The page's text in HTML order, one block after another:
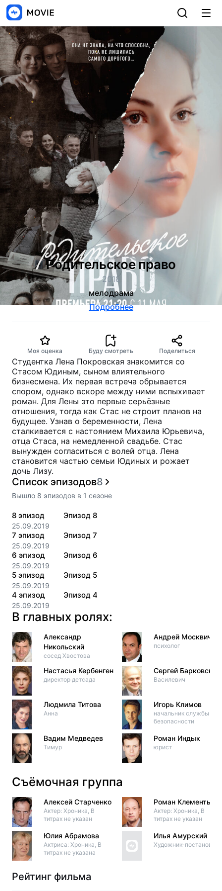
Родительское право
2018
мелодрама
Подробнее
Моя оценка Буду смотреть Поделиться
Студентка Лена Покровская знакомится со
Стасом Юдиным, сыном влиятельного
бизнесмена. Их первая встреча обрывается
спором, однако вскоре между ними вспыхивает
роман. Для Лены это первые серьёзные
отношения, тогда как Стас не строит планов на
будущее. Узнав о беременности, Лена
сталкивается с настоянием Михаила Юрьевича,
отца Стаса, на немедленной свадьбе. Стас
вынужден согласиться с волей отца. Лена
становится частью семьи Юдиных и рожает
дочь Лизу.
Список эпизодов8
Вышло 8 эпизодов в 1 сезоне
8 эпизод
25.09.2019
Эпизод 8
7 эпизод
25.09.2019
Эпизод 7
6 эпизод
25.09.2019
Эпизод 6
5 эпизод
25.09.2019
Эпизод 5
4 эпизод
25.09.2019
Эпизод 4
В главных ролях:
Александр
Никольский
сосед Хвостова
Настасья Кербенген
директор детсада
Людмила Титова
Анна
Вадим Медведев
Тимур
Андрей Москвичев
психолог
Сергей Барковский
Василевич
Игорь Климов
начальник службы
безопасности
Роман Индык
юрист
Съёмочная группа
Алексей Старченко
Актер: Хроника, В
титрах не указан
Юлия Абрамова
Актриса: Хроника, В
титрах не указана
Роман Клементьев
Актер: Хроника, В
титрах не указан
Илья Амурский
Художник-
Рейтинг фильма